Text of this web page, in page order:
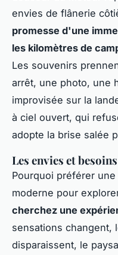
envies de flânerie
promesse d'une
les kilomètres de
Les souvenirs
arrêt, une photo, une
improvisée sur la
à ciel ouvert, qui
adopte la brise salée
Les envies et
Pourquoi préférer
moderne pour
cherchez une
sensations changent,
disparaissent, le